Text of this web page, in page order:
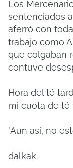
Los
sentenciados
aferró con
trabajo como
que colgaban
contuve
Hora del té
mi cuota de té
"Aun así, no
dalkak.